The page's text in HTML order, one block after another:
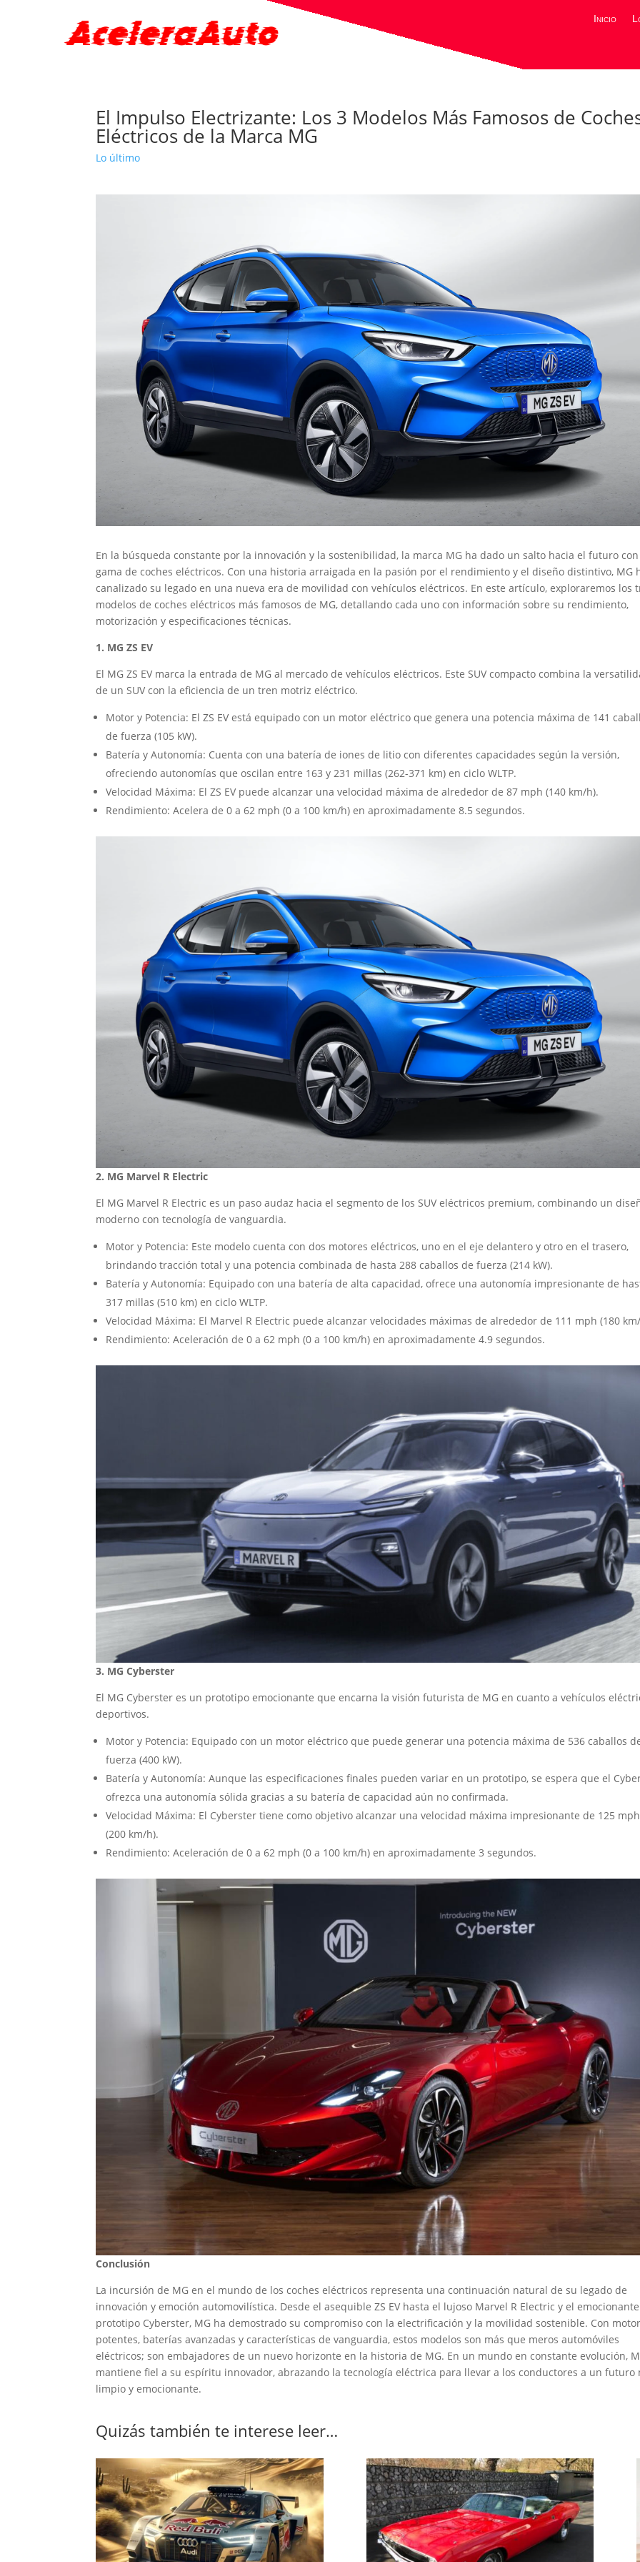
Inicio
El Impulso Electrizante: Los 3 Modelos Más Famosos de
Eléctricos de la Marca MG
Lo último
En la búsqueda constante por la innovación y la sostenibilidad, la marca MG ha dado un salto hacia el futuro
gama de coches eléctricos. Con una historia arraigada en la pasión por el rendimiento y el diseño distintivo, MG
canalizado su legado en una nueva era de movilidad con vehículos eléctricos. En este artículo, exploraremos los
modelos de coches eléctricos más famosos de MG, detallando cada uno con información sobre su rendimiento,
motorización y especificaciones técnicas.
1. MG ZS EV
El MG ZS EV marca la entrada de MG al mercado de vehículos eléctricos. Este SUV compacto combina la
de un SUV con la eficiencia de un tren motriz eléctrico.
Motor y Potencia: El ZS EV está equipado con un motor eléctrico que genera una potencia máxima de 141
de fuerza (105 kW).
Batería y Autonomía: Cuenta con una batería de iones de litio con diferentes capacidades según la versión,
ofreciendo autonomías que oscilan entre 163 y 231 millas (262-371 km) en ciclo WLTP.
Velocidad Máxima: El ZS EV puede alcanzar una velocidad máxima de alrededor de 87 mph (140 km/h).
Rendimiento: Acelera de 0 a 62 mph (0 a 100 km/h) en aproximadamente 8.5 segundos.
2. MG Marvel R Electric
El MG Marvel R Electric es un paso audaz hacia el segmento de los SUV eléctricos premium, combinando un
moderno con tecnología de vanguardia.
Motor y Potencia: Este modelo cuenta con dos motores eléctricos, uno en el eje delantero y otro en el trasero,
brindando tracción total y una potencia combinada de hasta 288 caballos de fuerza (214 kW).
Batería y Autonomía: Equipado con una batería de alta capacidad, ofrece una autonomía impresionante de
317 millas (510 km) en ciclo WLTP.
Velocidad Máxima: El Marvel R Electric puede alcanzar velocidades máximas de alrededor de 111 mph (180
Rendimiento: Aceleración de 0 a 62 mph (0 a 100 km/h) en aproximadamente 4.9 segundos.
3. MG Cyberster
El MG Cyberster es un prototipo emocionante que encarna la visión futurista de MG en cuanto a vehículos
deportivos.
Motor y Potencia: Equipado con un motor eléctrico que puede generar una potencia máxima de 536 caballos
fuerza (400 kW).
Batería y Autonomía: Aunque las especificaciones finales pueden variar en un prototipo, se espera que el
ofrezca una autonomía sólida gracias a su batería de capacidad aún no confirmada.
Velocidad Máxima: El Cyberster tiene como objetivo alcanzar una velocidad máxima impresionante de 125 mph
(200 km/h).
Rendimiento: Aceleración de 0 a 62 mph (0 a 100 km/h) en aproximadamente 3 segundos.
Conclusión
La incursión de MG en el mundo de los coches eléctricos representa una continuación natural de su legado de
innovación y emoción automovilística. Desde el asequible ZS EV hasta el lujoso Marvel R Electric y el emocionante
prototipo Cyberster, MG ha demostrado su compromiso con la electrificación y la movilidad sostenible. Con
potentes, baterías avanzadas y características de vanguardia, estos modelos son más que meros automóviles
eléctricos; son embajadores de un nuevo horizonte en la historia de MG. En un mundo en constante evolución,
mantiene fiel a su espíritu innovador, abrazando la tecnología eléctrica para llevar a los conductores a un futuro
limpio y emocionante.
Quizás también te interese leer…